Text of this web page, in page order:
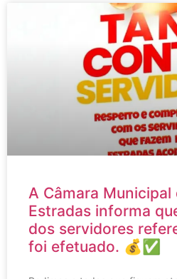
A Câmara Municipal
Estradas informa
dos servidores
foi efetuado. 💰✅